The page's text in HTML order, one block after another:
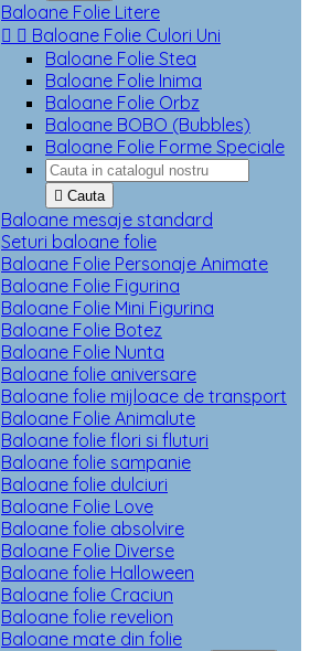
Baloane Folie Litere
  Baloane Folie Culori Uni
Baloane Folie Stea
Baloane Folie Inima
Baloane Folie Orbz
Baloane BOBO (Bubbles)
Baloane Folie Forme Speciale
 Cauta
Baloane mesaje standard
Seturi baloane folie
Baloane Folie Personaje Animate
Baloane Folie Figurina
Baloane Folie Mini Figurina
Baloane Folie Botez
Baloane Folie Nunta
Baloane folie aniversare
Baloane folie mijloace de transport
Baloane Folie Animalute
Baloane folie flori si fluturi
Baloane folie sampanie
Baloane folie dulciuri
Baloane Folie Love
Baloane folie absolvire
Baloane Folie Diverse
Baloane folie Halloween
Baloane folie Craciun
Baloane folie revelion
Baloane mate din folie